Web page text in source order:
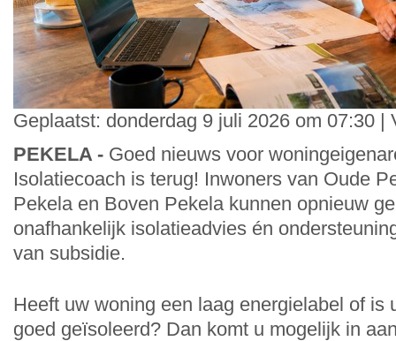
Geplaatst: donderdag 9 juli 2026 om 07:30 |
PEKELA - Goed nieuws voor
Isolatiecoach is terug! Inwoners van Oude
Pekela en Boven Pekela kunnen opnieuw
onafhankelijk isolatieadvies én
van subsidie.
Heeft uw woning een laag energielabel of is
goed geïsoleerd? Dan komt u mogelijk in